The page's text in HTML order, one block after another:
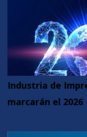
Industria de
marcarán el 2026